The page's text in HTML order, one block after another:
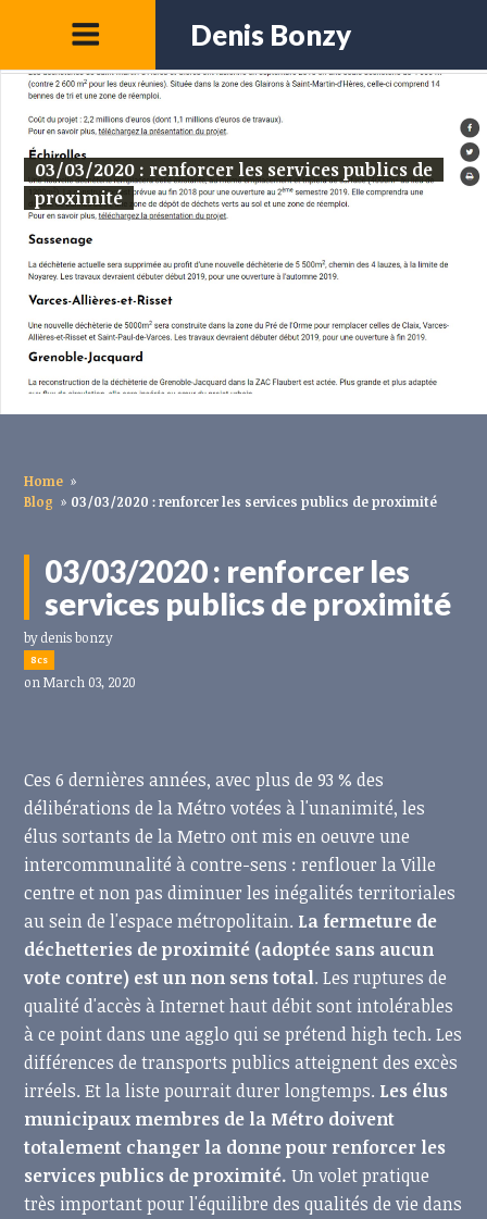
Denis Bonzy
03/03/2020 : renforcer les services publics de
proximité
Home »
Blog » 03/03/2020 : renforcer les services publics de proximité
03/03/2020 : renforcer les
services publics de proximité
bydenis bonzy
8cs
on March 03, 2020
Ces 6 dernières années, avec plus de 93 % des
délibérations de la Métro votées à l'unanimité, les
élus sortants de la Metro ont mis en oeuvre une
intercommunalité à contre-sens : renflouer la Ville
centre et non pas diminuer les inégalités territoriales
au sein de l'espace métropolitain. La fermeture de
déchetteries de proximité (adoptée sans aucun
vote contre) est un non sens total. Les ruptures de
qualité d'accès à Internet haut débit sont intolérables
à ce point dans une agglo qui se prétend high tech. Les
différences de transports publics atteignent des excès
irréels. Et la liste pourrait durer longtemps. Les élus
municipaux membres de la Métro doivent
totalement changer la donne pour renforcer les
services publics de proximité. Un volet pratique
très important pour l'équilibre des qualités de vie dans